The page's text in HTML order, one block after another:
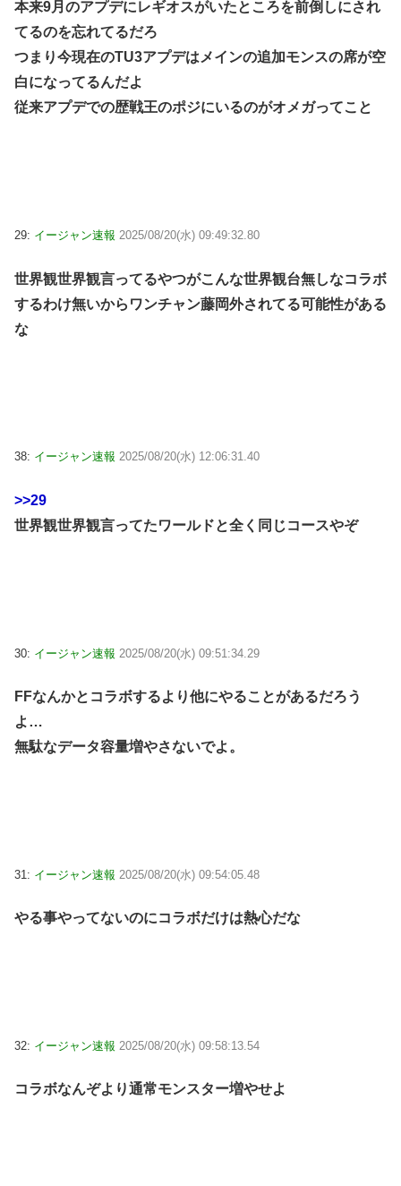
本来9月のアプデにレギオスがいたところを前倒しにされ
てるのを忘れてるだろ
つまり今現在のTU3アプデはメインの追加モンスの席が空
白になってるんだよ
従来アプデでの歴戦王のポジにいるのがオメガってこと
29: イージャン速報 2025/08/20(水) 09:49:32.80
世界観世界観言ってるやつがこんな世界観台無しなコラボ
するわけ無いからワンチャン藤岡外されてる可能性がある
な
38: イージャン速報 2025/08/20(水) 12:06:31.40
>>29
世界観世界観言ってたワールドと全く同じコースやぞ
30: イージャン速報 2025/08/20(水) 09:51:34.29
FFなんかとコラボするより他にやることがあるだろう
よ…
無駄なデータ容量増やさないでよ。
31: イージャン速報 2025/08/20(水) 09:54:05.48
やる事やってないのにコラボだけは熱心だな
32: イージャン速報 2025/08/20(水) 09:58:13.54
コラボなんぞより通常モンスター増やせよ